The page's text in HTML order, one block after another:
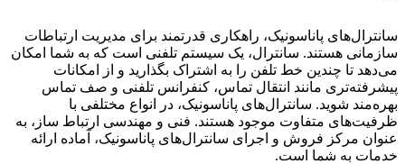
سانترال‌های پاناسونیک، راهکاری قدرتمند برای مدیریت ارتباطات
سازمانی هستند. سانترال، یک سیستم تلفنی است که به شما امکان
می‌دهد تا چندین خط تلفن را به اشتراک بگذارید و از امکانات
پیشرفته‌تری مانند انتقال تماس، کنفرانس تلفنی و صف تماس
بهره‌مند شوید. سانترال‌های پاناسونیک، در انواع مختلفی با
ظرفیت‌های متفاوت موجود هستند. فنی و مهندسی ارتباط ساز، به
عنوان مرکز فروش و اجرای سانترال‌های پاناسونیک، آماده ارائه
خدمات به شما است.